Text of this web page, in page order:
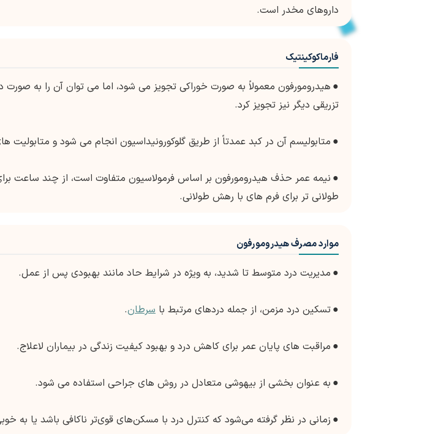
داروهای مخدر است.
فارماکوکینتیک
● هیدرومورفون معمولاً به صورت خوراکی تجویز می شود، اما می توان آن را به صورت
تزریقی دیگر نیز تجویز کرد.
● متابولیسم آن در کبد عمدتاً از طریق گلوکورونیداسیون انجام می شود و متابولیت
● نیمه عمر حذف هیدرومورفون بر اساس فرمولاسیون متفاوت است، از چند ساعت
طولانی تر برای فرم های با رهش طولانی.
موارد مصرف هیدرومورفون
● مدیریت درد متوسط تا شدید، به ویژه در شرایط حاد مانند بهبودی پس از عمل.
●تسکین درد مزمن، از جمله دردهای مرتبط با سرطان.
● مراقبت های پایان عمر برای کاهش درد و بهبود کیفیت زندگی در بیماران لاعلاج.
● به عنوان بخشی از بیهوشی متعادل در روش های جراحی استفاده می شود.
● زمانی در نظر گرفته می‌شود که کنترل درد با مسکن‌های قوی‌تر ناکافی باشد یا به